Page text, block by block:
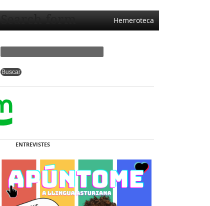
Hemeroteca
Search form
ENTREVISTES